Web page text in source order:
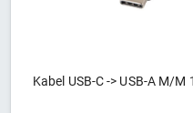
Kabel USB-C -> USB-A M/